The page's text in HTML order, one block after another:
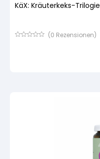
KäX: Kräuterkeks-Trilogie
(0 Rezensionen)